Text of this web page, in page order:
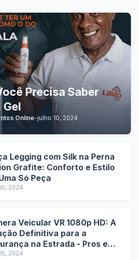
Precisa Saber
Gel
Online-julho 10, 2024
Legging com Silk na Perna
Grafite: Conforto e Estilo
Só Peça
2024
Veicular VR 1080p HD: A
Definitiva para a
na Estrada - Pros e
2024